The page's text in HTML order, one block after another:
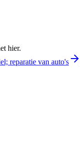
hier.
reparatie van auto's